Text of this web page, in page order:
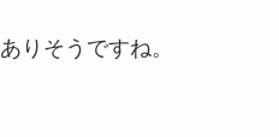
りそうですね。